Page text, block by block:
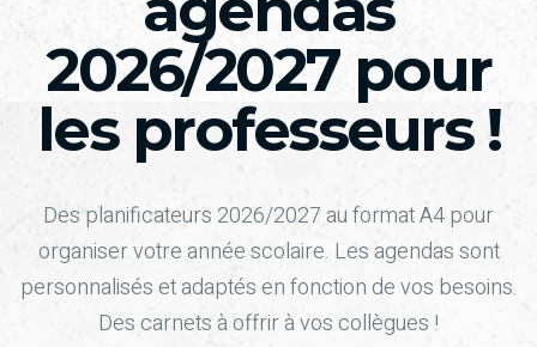
2026/2027 pour
les professeurs !
Des planificateurs 2026/2027 au format A4 pour
organiser votre année scolaire. Les agendas sont
personnalisés et adaptés en fonction de vos besoins.
Des carnets à offrir à vos collègues !